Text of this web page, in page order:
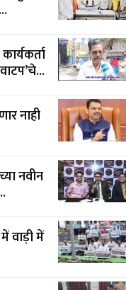
नाही
नवीन
वाड़ी में